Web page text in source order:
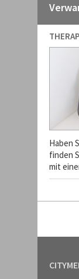
Haben
finden
mit